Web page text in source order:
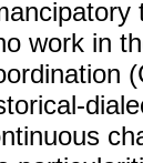
work in